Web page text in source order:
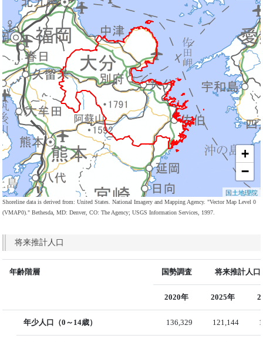
+
−
国土地理院
Shoreline data is derived from: United States. National Imagery and Mapping Agency. "Vector Map Level 0
(VMAP0)." Bethesda, MD: Denver, CO: The Agency; USGS Information Services, 1997.
将来推計人口
年齢階層 国勢調査 将来推計人口
2020年 2025年
年少人口（0～14歳） 136,329 121,144